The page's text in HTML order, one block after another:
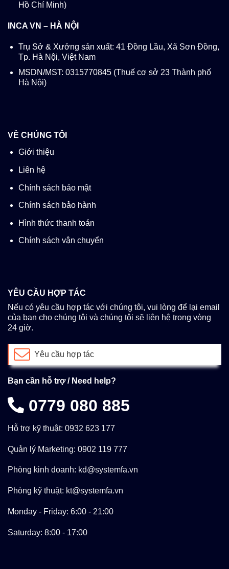
Hồ Chí Minh)
INCA VN – HÀ NỘI
Trụ Sở & Xưởng sản xuất: 41 Đồng Lầu, Xã Sơn Đồng,
Tp. Hà Nội, Việt Nam
MSDN/MST: 0315770845 (Thuế cơ sở 23 Thành phố
Hà Nội)
VỀ CHÚNG TÔI
Giới thiệu
Liên hệ
Chính sách bảo mật
Chính sách bảo hành
Hình thức thanh toán
Chính sách vận chuyển
YÊU CẦU HỢP TÁC
Nếu có yêu cầu hợp tác với chúng tôi, vui lòng để lại email
của bạn cho chúng tôi và chúng tôi sẽ liên hệ trong vòng
24 giờ.
Yêu cầu hợp tác
Bạn cần hỗ trợ / Need help?
0779 080 885
Hỗ trợ kỹ thuật: 0932 623 177
Quản lý Marketing: 0902 119 777
Phòng kinh doanh: kd@systemfa.vn
Phòng kỹ thuật: kt@systemfa.vn
Monday - Friday: 6:00 - 21:00
Saturday: 8:00 - 17:00